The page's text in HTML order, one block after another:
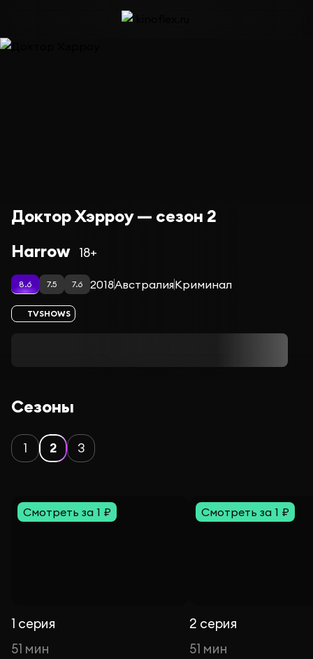
Доктор Хэрроу — сезон 2
Harrow 18+
8.6 7.5 7.6 2018АвстралияКриминал
TVSHOWS
Сезоны
1 2 3
Смотреть за 1 ₽
1 серия
51 мин
Смотреть за 1 ₽
2 серия
51 мин